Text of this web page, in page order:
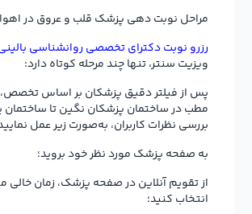
مراحل نوبت دهی پزشک قلب و عروق در
رزرو نوبت دکترای تخصصی روانشناسی
ویزیت سنتر، تنها چند مرحله کوتاه دارد:
پس از فیلتر دقیق پزشکان بر اساس
مطب در ساختمان پزشکان نگین تا ساختمان
بررسی نظرات کاربران، به‌صورت زیر عمل
به صفحه پزشک مورد نظر خود بروید؛
از تقویم آنلاین در صفحه پزشک، زمان خالی
انتخاب کنید؛